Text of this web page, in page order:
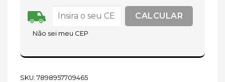
Não sei meu CEP
SKU: 7898957709465